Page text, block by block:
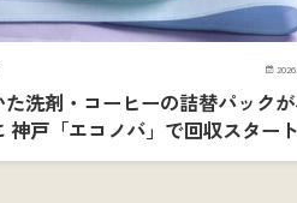
洗剤・コーヒーの詰替パック
神戸「エコノバ」で回収スタート